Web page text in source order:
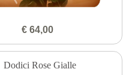
€ 64,00
Dodici Rose Gialle